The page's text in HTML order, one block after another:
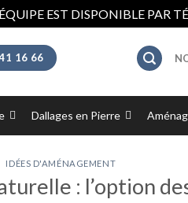
EST DISPONIBLE PAR
16 66
Dallages en Pierre
IDÉES D'AMÉNAGEMENT
: l’option